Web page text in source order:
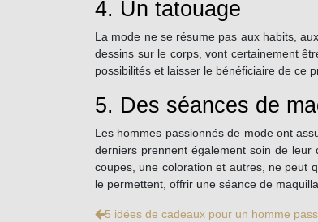
4. Un tatouage
La mode ne se résume pas aux habits,
dessins sur le corps, vont certainement
possibilités et laisser le bénéficiaire de ce
5. Des séances de
Les hommes passionnés de mode ont
derniers prennent également soin de
coupes, une coloration et autres, ne peut
le permettent, offrir une séance de
5 idées de cadeaux pour un homme